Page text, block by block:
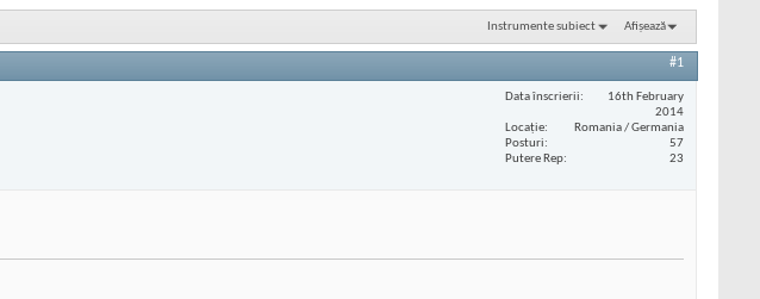
Instrumente subiect Afișează
#1
Data înscrierii
16th February
2014
Locaţie
Romania / Germania
Posturi
57
Putere Rep
23